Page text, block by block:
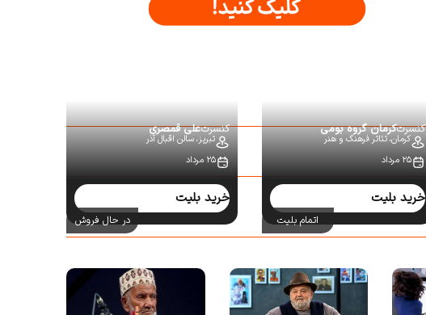
کنسرتکرمان گروه بومی
کرمان،تئاتر فرهنگ و هنر
۲۵ مرداد
خرید بلیت
اتمام بلیت
کنسرتعلی قمصری
تبریز،سالن اقبال آذر
۲۵ مرداد
خرید بلیت
در حال فروش